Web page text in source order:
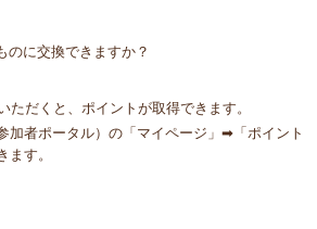
のに交換できますか？
ただくと、ポイントが取得できます。
者ポータル）の「マイページ」➡「ポイント
す。